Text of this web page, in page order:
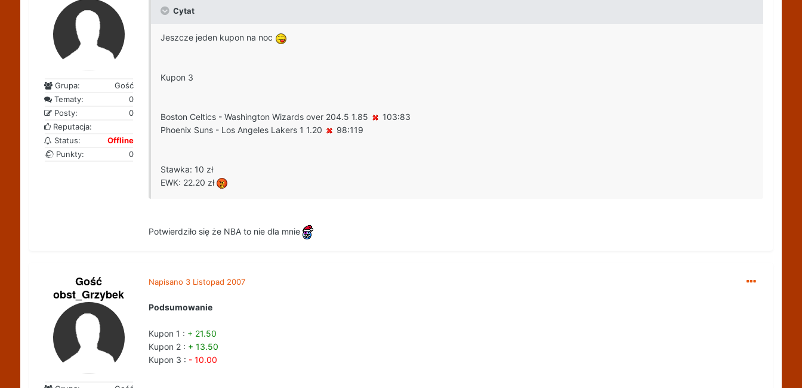
Grupa:
Gość
Tematy:
0
Posty:
0
Reputacja:
Status:
Offline
Punkty:
0
Cytat
Jeszcze jeden kupon na noc
Kupon 3
Boston Celtics - Washington Wizards over 204.5 1.85
103:83
Phoenix Suns - Los Angeles Lakers 1 1.20
98:119
Stawka: 10 zł
EWK: 22.20 zł
Potwierdziło się że NBA to nie dla mnie
Gość
obst_Grzybek
Napisano 3 Listopad 2007
Podsumowanie
Kupon 1 : + 21.50
Kupon 2 : + 13.50
Kupon 3 : - 10.00